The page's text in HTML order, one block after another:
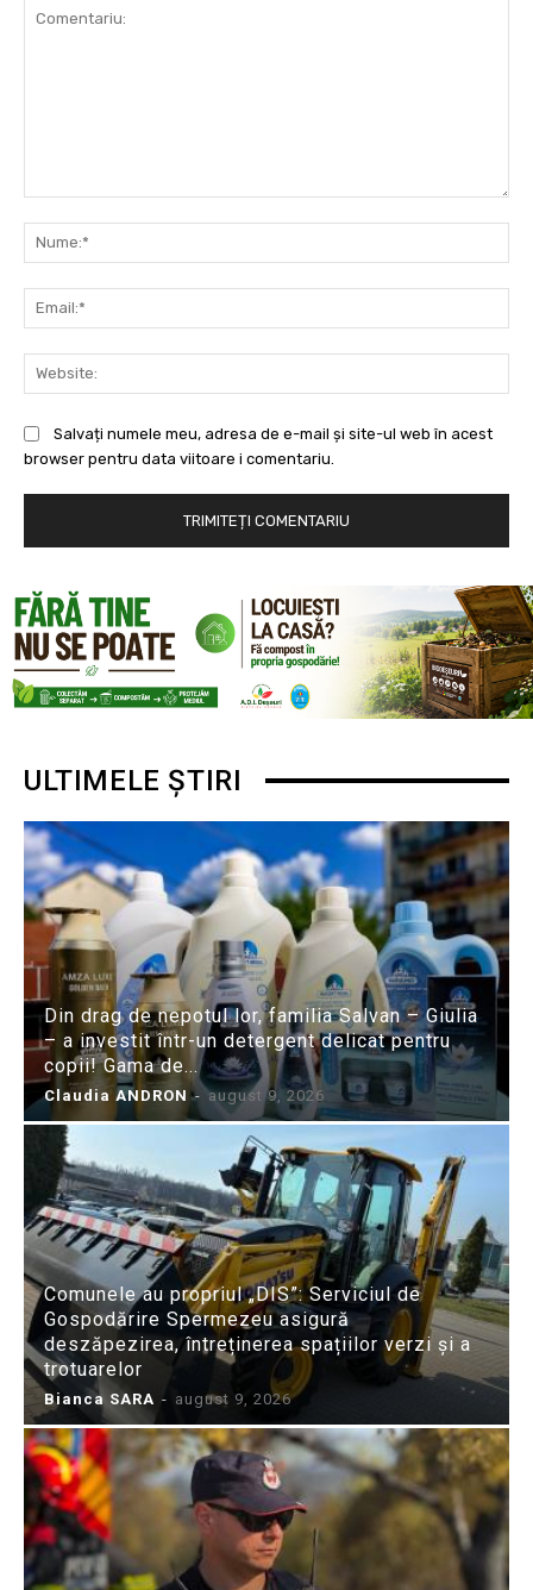
Salvați numele meu, adresa de e-mail și site-ul web în acest
browser pentru data viitoare i comentariu.
ULTIMELE ȘTIRI
Din drag de nepotul lor, familia Salvan – Giulia
– a investit într-un detergent delicat pentru
copii! Gama de...
Claudia ANDRON - august 9, 2026
Comunele au propriul „DIS”: Serviciul de
Gospodărire Spermezeu asigură
deszăpezirea, întreținerea spațiilor verzi și a
trotuarelor
Bianca SARA - august 9, 2026